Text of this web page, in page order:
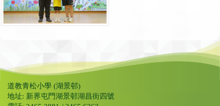
道教青松小學 (湖景邨)
地址: 新界屯門湖景邨湖昌街四號